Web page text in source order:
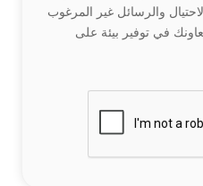
والرسائل غير المرغوب
في توفير بيئة على